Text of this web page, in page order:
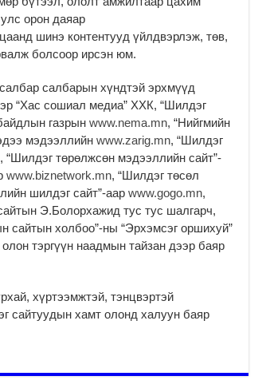
орон даяар
шинэ контентууд үйлдвэрлэж, төв,
болсоор ирсэн юм.
салбарын хүндтэй эрхмүүд
“Хас сошиал медиа” ХХК, “Шилдэг
газрын www.nema.mn, “Нийгмийн
мэдээллийн www.zarig.mn, “Шилдэг
, “Шилдэг төрөлжсөн мэдээллийн сайт”-
www.biznetwork.mn, “Шилдэг төсөл
шилдэг сайт”-аар www.gogo.mn,
Э.Болорхажид тус тус шалгарч,
сайтын холбоо”-ны “Эрхэмсэг оршихуй”
тэргүүн наадмын тайзан дээр баяр
хүртээмжтэй, тэнцвэртэй
сайтуудын хамт олонд халуун баяр